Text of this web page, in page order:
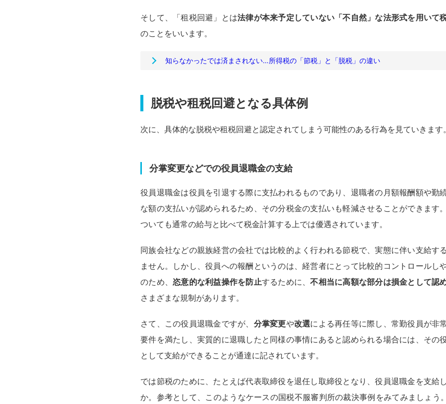
そして、「租税回避」とは法律が本来予定していない「不自然」な法形式を用いて
のことをいいます。
知らなかったでは済まされない…所得税の「節税」と「脱税」の違い
脱税や租税回避となる具体例
次に、具体的な脱税や租税回避と認定されてしまう可能性のある行為を見ていきます
分掌変更などでの役員退職金の支給
役員退職金は役員を引退する際に支払われるものであり、退職者の月額報酬額や勤
な額の支払いが認められるため、その分税金の支払いも軽減させることができます
ついても通常の給与と比べて税金計算する上では優遇されています。
同族会社などの親族経営の会社では比較的よく行われる節税で、実態に伴い支給す
ません。しかし、役員への報酬というのは、経営者にとって比較的コントロールし
のため、恣意的な利益操作を防止するために、不相当に高額な部分は損金として認
さまざまな規制があります。
さて、この役員退職金ですが、 分掌変更や改選による再任等に際し、常勤役員が非
要件を満たし、実質的に退職したと同様の事情にあると認められる場合には、その
として支給ができることが通達に記されています。
では節税のために、たとえば代表取締役を退任し取締役となり、役員退職金を支給
か。参考として、このようなケースの国税不服審判所の裁決事例をみてみましょう